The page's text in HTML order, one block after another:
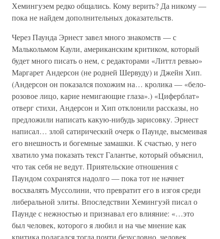
Хемингуэем редко общались. Кому верить? Да никому —
пока не найдем дополнительных доказательств.
Через Паунда Эрнест завел много знакомств — с
Малькольмом Каули, американским критиком, который
будет много писать о нем, с редакторами «Литтл ревью»
Маргарет Андерсон (не родней Шервуду) и Джейн Хип.
(Андерсон он показался похожим на… кролика — «бело-
розовое лицо, карие немигающие глаза».) «Циферблат»
отверг стихи, Андерсон и Хип отклонили рассказы, но
предложили написать какую-нибудь зарисовку. Эрнест
написал… злой сатирический очерк о Паунде, высмеивая
его внешность и богемные замашки. К счастью, у него
хватило ума показать текст Галантье, который объяснил,
что так себя не ведут. Приятельские отношения с
Паундом сохранятся надолго — пока тот не начнет
восхвалять Муссолини, что превратит его в изгоя среди
либеральной элиты. Впоследствии Хемингуэй писал о
Паунде с нежностью и признавал его влияние: «…это
был человек, которого я любил и на чье мнение как
критика полагался тогда почти безусловно, человек,